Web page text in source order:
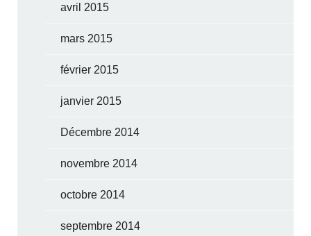
avril 2015
mars 2015
février 2015
janvier 2015
Décembre 2014
novembre 2014
octobre 2014
septembre 2014